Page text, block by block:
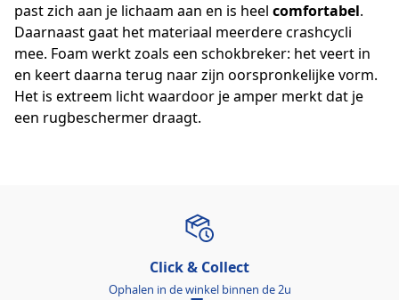
past zich aan je lichaam aan en is heel comfortabel.
Daarnaast gaat het materiaal meerdere crashcycli
mee. Foam werkt zoals een schokbreker: het veert in
en keert daarna terug naar zijn oorspronkelijke vorm.
Het is extreem licht waardoor je amper merkt dat je
een rugbeschermer draagt.
Click & Collect
Ophalen in de winkel binnen de 2u